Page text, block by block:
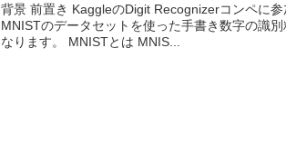
背景 前置き KaggleのDigit Recognizerコンペに
MNISTのデータセットを使った手書き数字の識
なります。 MNISTとは MNIS...